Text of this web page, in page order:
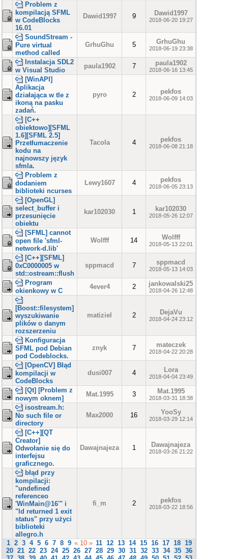
Problem z
kompilacją SFML
w CodeBlocks
16.01
Dawid1997 9 Dawid1997
2018-06-20 19:27
SoundStream -
Pure virtual
method called
GrhuGhu 5 GrhuGhu
2018-06-19 23:38
Instalacja SDL2
w Visual Studio
paula1902 7 paula1902
2018-06-16 13:45
[WinAPI]
Aplikacja
działająca w tle z
ikoną na pasku
zadań.
pyro 2 pekfos
2018-06-09 14:03
[C++
obiektowo][SFML
1.6][SFML 2.5]
Przetłumaczenie
kodu na
najnowszy język
sfmla.
Tacola 4 pekfos
2018-06-08 21:18
Problem z
dodaniem
biblioteki ncurses
Lewy1607 4 pekfos
2018-06-05 23:13
[OpenGL]
select_buffer i
przesunięcie
obiektu
kar102030 1 kar102030
2018-05-26 12:07
[SFML] cannot
open file 'sfml-
network-d.lib '
Wolfff 14 Wolfff
2018-05-13 22:01
[C++][SFML]
0xC0000005 w
std::ostream::flush
sppmacd 7 sppmacd
2018-05-13 14:03
Program
okienkowy w C
4ever4 2 jankowalski25
2018-04-26 12:48
[Boost::filesystem]
wyszukiwanie
plików o danym
rozszerzeniu
matiziel 2 DejaVu
2018-04-24 23:12
Konfiguracja
SFML pod Debian
pod Codeblocks.
znyk 7 mateczek
2018-04-22 20:28
[OpenCV] Błąd
kompilacji w
CodeBlocks
dusi007 4 Lora
2018-04-04 23:49
[Qt] [Problem z
nowym oknem]
Mat.1995 3 Mat.1995
2018-03-31 18:38
isostream.h:
No such file or
directory
Max2000 16 YooSy
2018-03-29 12:14
[C++][QT
Creator]
Odwołanie się do
interfejsu
graficznego.
Dawajnajeza 1 Dawajnajeza
2018-03-26 21:22
błąd przy
kompilacji:
"undefined
referenceo
'WinMain@16'" i
"ld returned 1 exit
status" przy użyci
biblioteki
allegro.h
fi_m 2 pekfos
2018-03-22 18:56
1 2 3 4 5 6 7 8 9 « 10 » 11 12 13 14 15 16 17 18 19
20 21 22 23 24 25 26 27 28 29 30 31 32 33 34 35 36